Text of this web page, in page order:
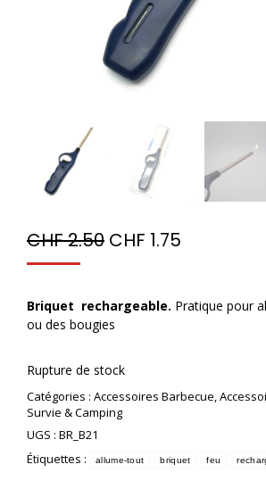
CHF2.50 CHF 1.75
Briquet rechargeable. Pratique pour
ou des bougies
Rupture de stock
Catégories : Accessoires Barbecue
Survie & Camping
UGS : BR_B21
Étiquettes :
allume-tout briquet feu